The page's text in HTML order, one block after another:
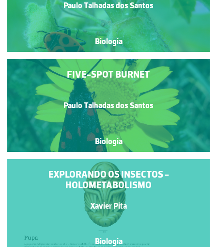
Paulo Talhadas dos Santos
Biologia
FIVE-SPOT BURNET
Paulo Talhadas dos Santos
Biologia
EXPLORANDO OS INSECTOS -
HOLOMETABOLISMO
Xavier Pita
Biologia